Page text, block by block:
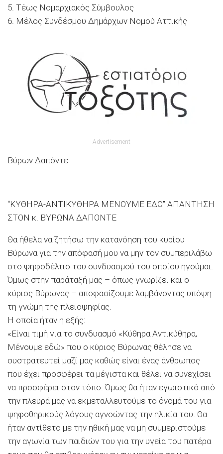
5. Τέως Νομαρχιακός Σύμβουλος
6. Μέλος Συνδέσμου Δημάρχων Νομού Αττικής
Advertisement
Βύρων Δαπόντε
“ΚΥΘΗΡΑ-ΑΝΤΙΚΥΘΗΡΑ ΜΕΝΟΥΜΕ ΕΔΩ” ΑΠΑΝΤΗΣΗ
ΣΤΟΝ κ. ΒΥΡΩΝΑ ΔΑΠΟΝΤΕ
Θα ήθελα να ζητήσω την κατανόηση του κυρίου
Βύρωνα για την απόφασή μου να μην τον συμπεριλάβω
στο ψηφοδέλτιο του συνδυασμού του οποίου ηγούμαι.
Όμως στην παράταξή μας – όπως γνωρίζει και ο
κύριος Βύρωνας – αποφασίζουμε λαμβάνοντας υπόψη
τη γνώμη της πλειοψηφίας.
Η οποία ήταν η εξής:
«Είναι τιμή για το συνδυασμό «Κύθηρα Αντικύθηρα,
Μένουμε εδώ» που ο κύριος Βύρωνας θέλησε να
συστρατευτεί μαζί μας καθώς είναι ένας άνθρωπος
που έχει προσφέρει τα μέγιστα και θέλει να συνεχίσει
να προσφέρει στον τόπο. Όμως θα ήταν εγωιστικό από
την πλευρά μας να εκμεταλλευτούμε το όνομά του για
ψηφοθηρικούς λόγους αγνοώντας την ηλικία του. Θα
ήταν αντίθετο με την ηθική μας να μη συμμεριστούμε
την αγωνία των παιδιών του για την υγεία του πατέρα